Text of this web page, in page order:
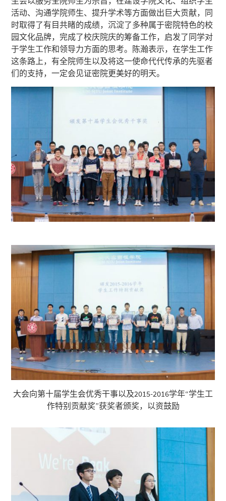
活动、沟通学院师生、提升学术等方面做出巨大贡献，同
时取得了有目共睹的成绩，沉淀了多种属于密院特色的校
园文化品牌，完成了校庆院庆的筹备工作，启发了同学对
于学生工作和领导力方面的思考。陈瀚表示，在学生工作
这条路上，有全院师生以及将这一使命代代传承的先驱者
们的支持，一定会见证密院更美好的明天。
大会向第十届学生会优秀干事以及2015-2016学年“学生工
作特别贡献奖”获奖者颁奖，以资鼓励